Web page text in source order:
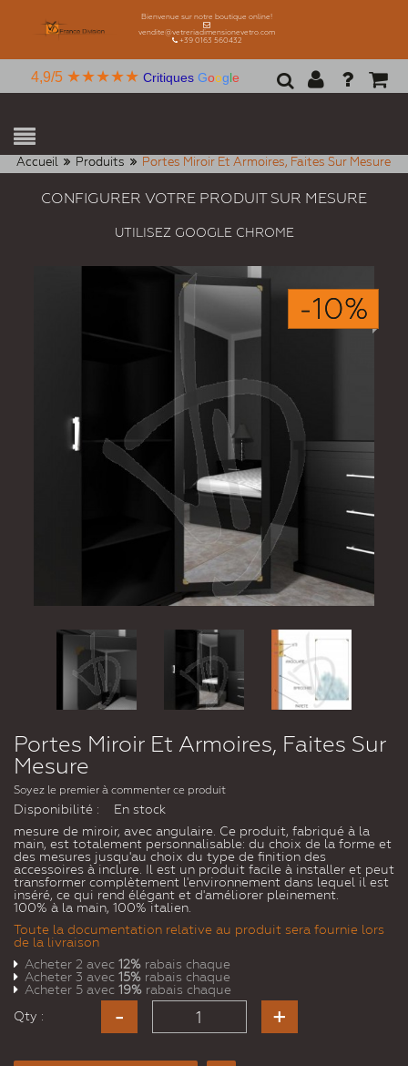
Bienvenue sur notre boutique online!
vendite@vetreriadimensionevetro.com
+39 0163 560432
4,9/5 ★★★★★ Critiques Google
Accueil Produits Portes Miroir Et Armoires, Faites Sur Mesure
CONFIGURER VOTRE PRODUIT SUR MESURE
UTILISEZ GOOGLE CHROME
-10%
Portes Miroir Et Armoires, Faites Sur
Mesure
Soyez le premier à commenter ce produit
Disponibilité :
En stock
mesure de miroir, avec angulaire. Ce produit, fabriqué à la
main, est totalement personnalisable: du choix de la forme et
des mesures jusqu'au choix du type de finition des
accessoires à inclure. Il est un produit facile à installer et peut
transformer complètement l'environnement dans lequel il est
inséré, ce qui rend élégant et d'améliorer pleinement.
100% à la main, 100% italien.
Toute la documentation relative au produit sera fournie lors
de la livraison
Acheter 2 avec 12% rabais chaque
Acheter 3 avec 15% rabais chaque
Acheter 5 avec 19% rabais chaque
Qty :